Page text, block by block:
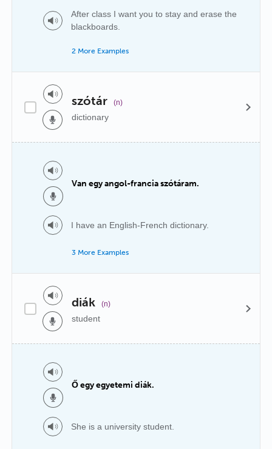
After class I want you to stay and erase the
blackboards.
2 More Examples
szótár (n)
dictionary
Van egy angol-francia szótáram.
I have an English-French dictionary.
3 More Examples
diák (n)
student
Ő egy egyetemi diák.
She is a university student.